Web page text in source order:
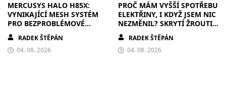
MERCUSYS HALO H85X:
VYNIKAJÍCÍ MESH SYSTÉM
PRO BEZPROBLÉMOVÉ
PŘIPOJENÍ V KAŽDÉ
DOMÁCNOSTI
RADEK ŠTĚPÁN
04. 08. 2026
PROČ MÁM VYŠŠÍ SPOTŘEBU
ELEKTŘINY, I KDYŽ JSEM NIC
NEZMĚNIL? SKRYTÍ ŽROUTI,
KTEŘÍ ZVYŠUJÍ ÚČTY
RADEK ŠTĚPÁN
04. 08. 2026